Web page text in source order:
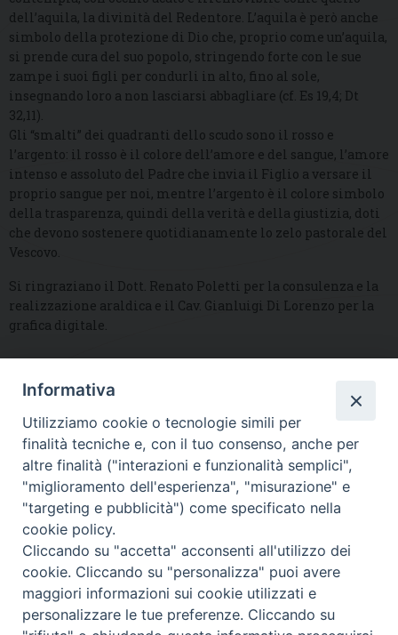
dell’aquila, la divinità del Redentore. L’aquila è però anche
simbolo della protezione di Dio che, proprio come un’aquila,
si prende cura del suo popolo, stringendo forte con le sue
zampe i suoi figli per condurli in alto, fino al sole,
insegnando loro a non lasciarsi abbagliare (cf. Es 19,4; Dt
32,11).
Gli “smalti” dei quadranti dello scudo sono il rosso e
l’argento: il rosso è il colore dell’amore e del sangue, l’amore
intenso e assoluto del Padre che invia il Figlio a versare il
proprio sangue per noi, mentre l’argento è il colore simbolo
della trasparenza, quindi della verità e della giustizia, doti
che devono sostenere quotidianamente lo zelo pastorale del
Vescovo.
Si ringraziano il Dott. Renato Poletti per la consulenza e la
realizzazione araldica e il Cav. Gianluigi Di Lorenzo per la
grafica digitale.
DIOCESI SUBURBICARIA DI ALBANO
Contatti:Tel.: 06.93268401 - Fax.: 06.9323844
E-mail:curia@diocesidialbano.it
Orari: dal Lunedì al Venerdì Ore: 9:00 - 13:00
Lunedì, Mercoledì e Venerdì, Ore 9:30 - 12:30
Informativa
Utilizziamo cookie o tecnologie simili per
finalità tecniche e, con il tuo consenso, anche per
altre finalità ("interazioni e funzionalità semplici",
"miglioramento dell'esperienza", "misurazione" e
"targeting e pubblicità") come specificato nella
cookie policy.
Cliccando su "accetta" acconsenti all'utilizzo dei
cookie. Cliccando su "personalizza" puoi avere
maggiori informazioni sui cookie utilizzati e
personalizzare le tue preferenze. Cliccando su